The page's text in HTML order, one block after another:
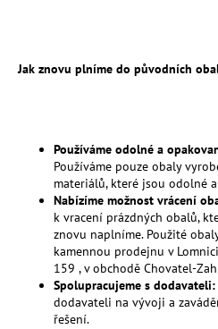
Jak znovu plníme do původních
Používáme odolné a
Používáme pouze obaly
materiálů,které jsou odolné
Nabízíme možnost vrácení
k vracení prázdných obalů,
znovu naplníme. Použité
kamennou prodejnu v
159 , v obchodě Chovatel-
Spolupracujeme s dodavateli:
dodavateli na vývoji a
řešení.
č
MESIHO
ŽÍŽALÍ
KOPŘIVOU
BIOUHLÍKEM